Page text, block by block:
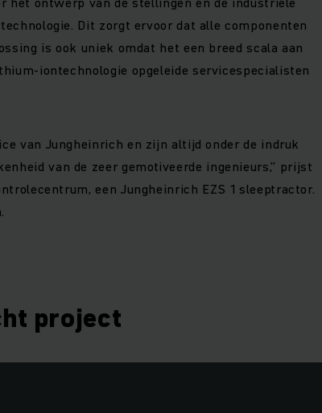
Dit zorgt ervoor dat alle componenten
is ook uniek omdat het een breed scala aan
iontechnologie opgeleide servicespecialisten
van Jungheinrich en zijn altijd onder de indruk
van de zeer gemotiveerde ingenieurs,” prijst
een Jungheinrich EZS 1 sleeptractor.
project